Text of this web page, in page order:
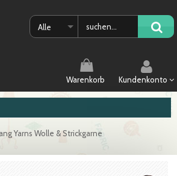
Alle
Warenkorb Kundenkonto
Yarns Wolle & Strickgarne